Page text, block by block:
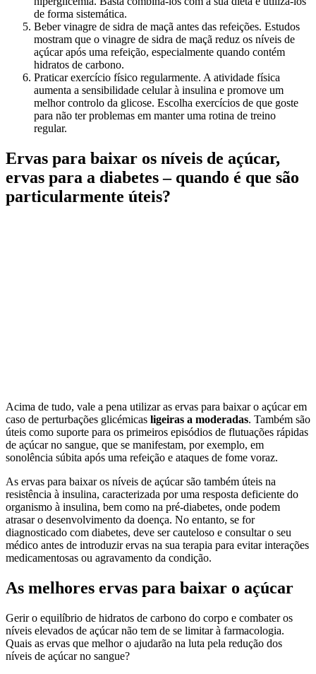
de forma sistemática.
Beber vinagre de sidra de maçã antes das refeições. Estudos
mostram que o vinagre de sidra de maçã reduz os níveis de
açúcar após uma refeição, especialmente quando contém
hidratos de carbono.
Praticar exercício físico regularmente. A atividade física
aumenta a sensibilidade celular à insulina e promove um
melhor controlo da glicose. Escolha exercícios de que goste
para não ter problemas em manter uma rotina de treino
regular.
Ervas para baixar os níveis de açúcar,
ervas para a diabetes – quando é que são
particularmente úteis?
Acima de tudo, vale a pena utilizar as ervas para baixar o açúcar em
caso de perturbações glicémicas ligeiras a moderadas. Também são
úteis como suporte para os primeiros episódios de flutuações rápidas
de açúcar no sangue, que se manifestam, por exemplo, em
sonolência súbita após uma refeição e ataques de fome voraz.
As ervas para baixar os níveis de açúcar são também úteis na
resistência à insulina, caracterizada por uma resposta deficiente do
organismo à insulina, bem como na pré-diabetes, onde podem
atrasar o desenvolvimento da doença. No entanto, se for
diagnosticado com diabetes, deve ser cauteloso e consultar o seu
médico antes de introduzir ervas na sua terapia para evitar interações
medicamentosas ou agravamento da condição.
As melhores ervas para baixar o açúcar
Gerir o equilíbrio de hidratos de carbono do corpo e combater os
níveis elevados de açúcar não tem de se limitar à farmacologia.
Quais as ervas que melhor o ajudarão na luta pela redução dos
níveis de açúcar no sangue?